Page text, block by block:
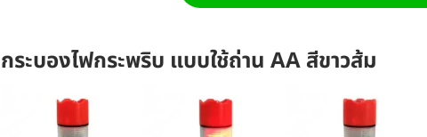
กระบองไฟกระพริบ แบบใช้ถ่าน AA สีขาวส้ม